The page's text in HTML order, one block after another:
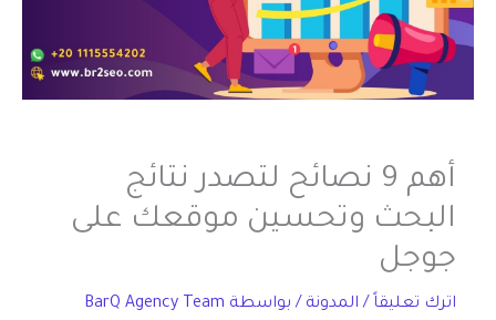
أهم 9 نصائح لتصدر نتائج
البحث وتحسين موقعك على
جوجل
اترك تعليقاً / المدونة / بواسطة BarQ Agency Team